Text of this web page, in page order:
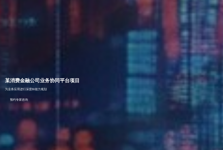
某消费金融公司业务协同平台项目
为业务应用进行深度BI能力规划
预约专家咨询